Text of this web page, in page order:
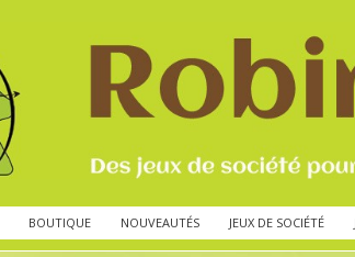
BOUTIQUE NOUVEAUTÉS JEUX DE SOCIÉTÉ